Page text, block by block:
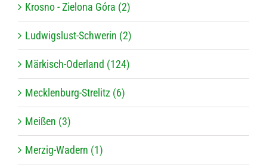
Krosno - Zielona Góra (2)
Ludwigslust-Schwerin (2)
Märkisch-Oderland (124)
Mecklenburg-Strelitz (6)
Meißen (3)
Merzig-Wadern (1)